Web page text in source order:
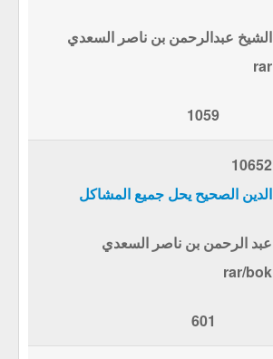
الشيخ عبدالرحمن بن ناصر السعدي
rar
1059
10652
الدين الصحيح يحل جميع المشاكل
عبد الرحمن بن ناصر السعدي
rar/bok
601